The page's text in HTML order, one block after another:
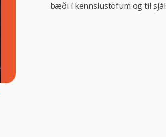
bæði í kennslustofum og til